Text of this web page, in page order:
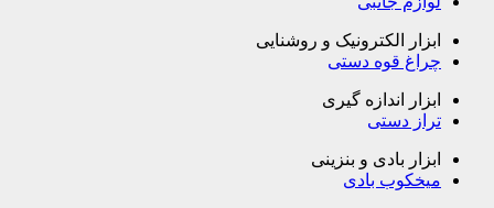
ابزار الکترونیک و روشنایی
چراغ قوه دستی
ابزار اندازه گیری
تراز دستی
ابزار بادی و بنزینی
میخکوب بادی